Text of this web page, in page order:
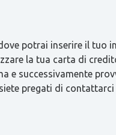
potrai inserire il tuo
la tua carta di
e successivamente
pregati di